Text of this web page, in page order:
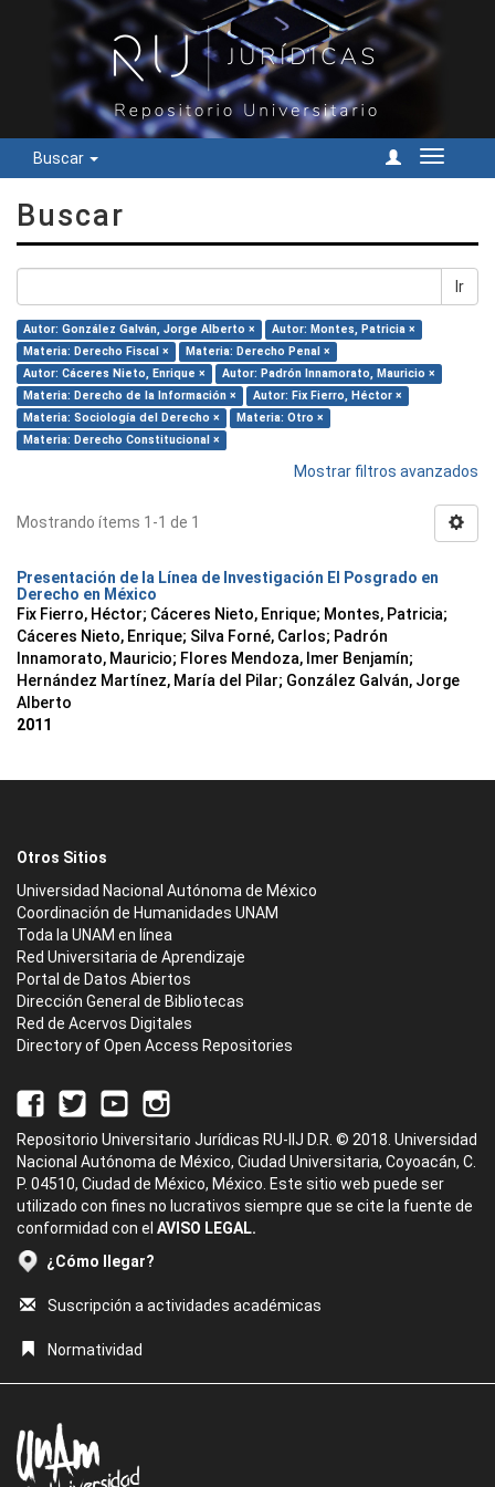
Buscar
Cambiar
Buscar
Ir
Autor: González Galván, Jorge Alberto ×
Autor: Montes, Patricia ×
Materia: Derecho Fiscal ×
Materia: Derecho Penal ×
Autor: Cáceres Nieto, Enrique ×
Autor: Padrón Innamorato, Mauricio ×
Materia: Derecho de la Información ×
Autor: Fix Fierro, Héctor ×
Materia: Sociología del Derecho ×
Materia: Otro ×
Materia: Derecho Constitucional ×
Mostrar filtros avanzados
Mostrando ítems 1-1 de 1
Presentación de la Línea de Investigación El Posgrado en
Derecho en México
Fix Fierro, Héctor; Cáceres Nieto, Enrique; Montes, Patricia;
Cáceres Nieto, Enrique; Silva Forné, Carlos; Padrón
Innamorato, Mauricio; Flores Mendoza, Imer Benjamín;
Hernández Martínez, María del Pilar; González Galván, Jorge
Alberto
2011
Otros Sitios
Universidad Nacional Autónoma de México
Coordinación de Humanidades UNAM
Toda la UNAM en línea
Red Universitaria de Aprendizaje
Portal de Datos Abiertos
Dirección General de Bibliotecas
Red de Acervos Digitales
Directory of Open Access Repositories
Repositorio Universitario Jurídicas RU-IIJ D.R. © 2018. Universidad
Nacional Autónoma de México, Ciudad Universitaria, Coyoacán, C.
P. 04510, Ciudad de México, México. Este sitio web puede ser
utilizado con fines no lucrativos siempre que se cite la fuente de
conformidad con el AVISO LEGAL.
¿Cómo llegar?
Suscripción a actividades académicas
Normatividad